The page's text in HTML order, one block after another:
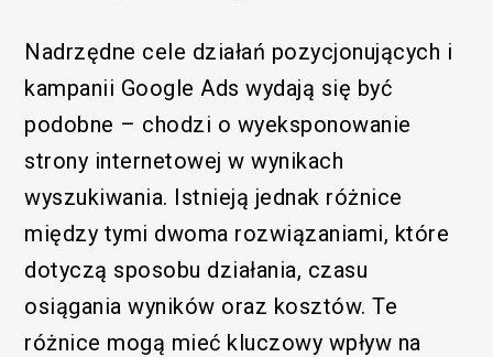
Nadrzędne cele działań pozycjonujących i
kampanii Google Ads wydają się być
podobne – chodzi o wyeksponowanie
strony internetowej w wynikach
wyszukiwania. Istnieją jednak różnice
między tymi dwoma rozwiązaniami, które
dotyczą sposobu działania, czasu
osiągania wyników oraz kosztów. Te
różnice mogą mieć kluczowy wpływ na